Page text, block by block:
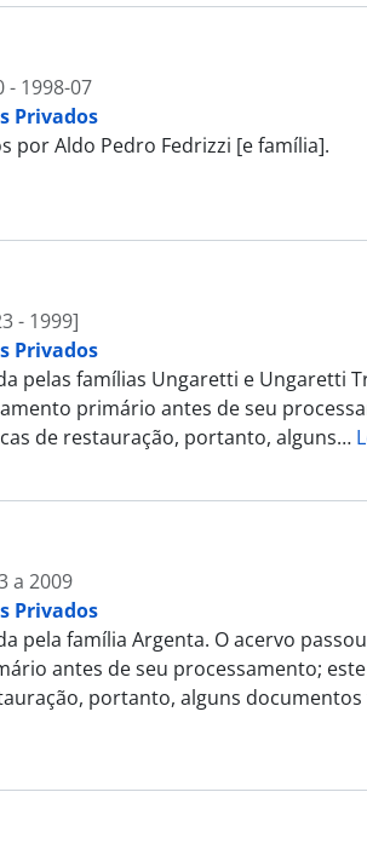
- 1998-07
Privados
por Aldo Pedro Fedrizzi [e família].
- 1999]
Privados
pelas famílias Ungaretti e Ungaretti
primário antes de seu
de restauração, portanto, alguns…
a 2009
Privados
pela família Argenta. O acervo
antes de seu processamento;
portanto, alguns